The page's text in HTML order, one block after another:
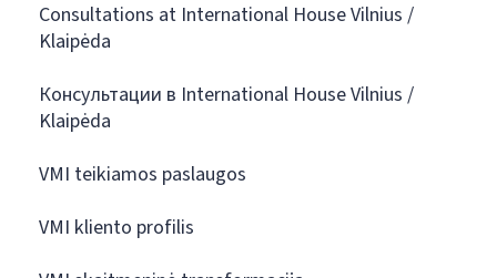
Consultations at International House Vilnius /
Klaipėda
Консультации в International House Vilnius /
Klaipėda
VMI teikiamos paslaugos
VMI kliento profilis